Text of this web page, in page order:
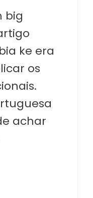
big
ke era
os
achar